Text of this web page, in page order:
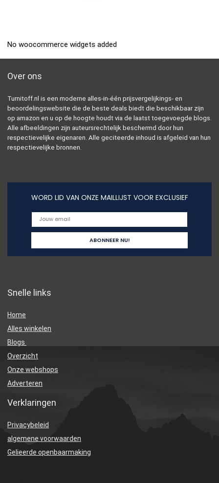
No woocommerce widgets added
Over ons
Turnitoff.nl is een moderne alles-in-één prijsvergelijkings- en
beoordelingswebsite die de beste deals biedt die beschikbaar zijn
op amazon en u op de hoogte houdt via de laatst toegevoegde blogs.
Alle afbeeldingen zijn auteursrechtelijk beschermd door hun
respectievelijke eigenaren. Alle geciteerde inhoud is afgeleid van hun
respectievelijke bronnen.
WORD LID VAN ONZE MAILLIJST VOOR EXCLUSIEF
Snelle links
Home
Alles winkelen
Blogs
Overzicht
Onze webshops
Adverteren
Verklaringen
Privacybeleid
algemene voorwaarden
Gelieerde openbaarmaking